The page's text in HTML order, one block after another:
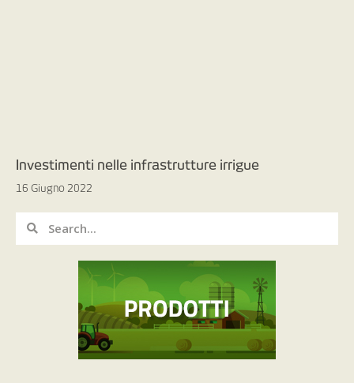
Investimenti nelle infrastrutture irrigue
16 Giugno 2022